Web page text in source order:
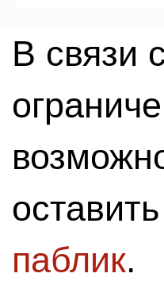
В связи
паблик.